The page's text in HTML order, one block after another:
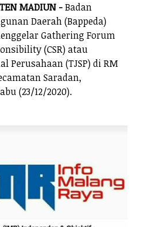
MADIUN -Badan
Daerah (Bappeda)
Gathering Forum
(CSR) atau
Perusahaan (TJSP) di RM
Saradan,
(23/12/2020).